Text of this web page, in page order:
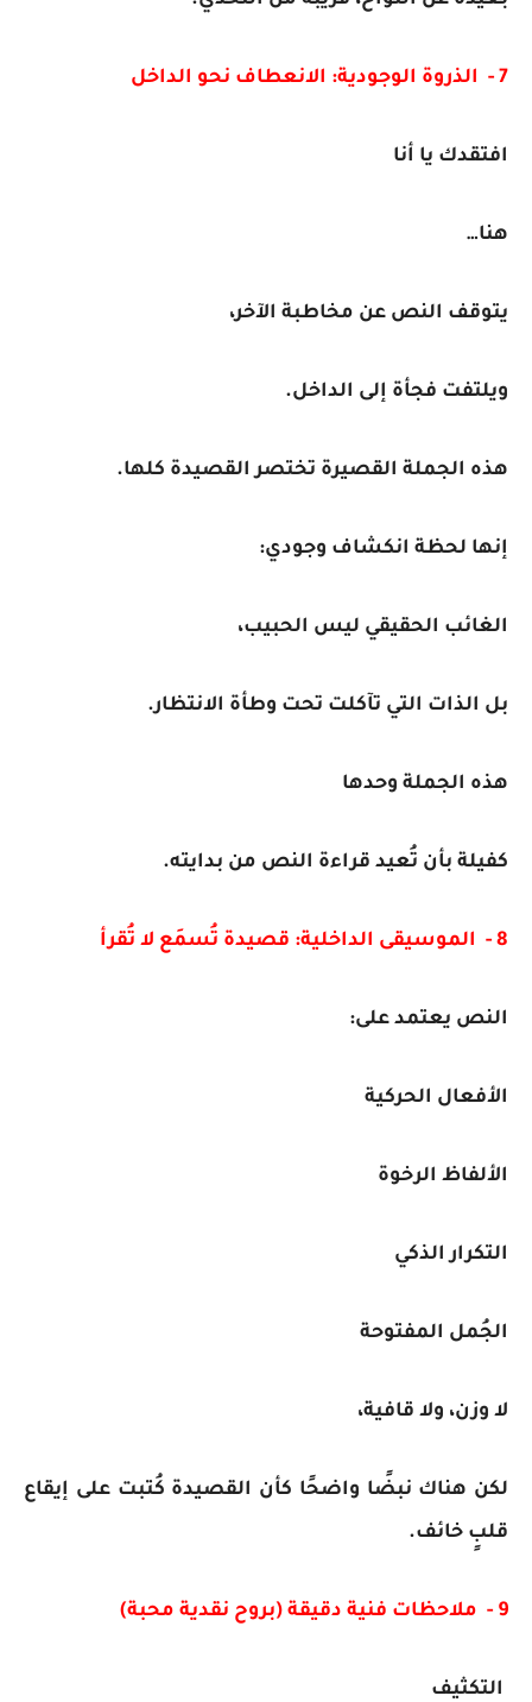
7 - الذروة الوجودية: الانعطاف نحو الداخل
افتقدك يا أنا
هنا…
يتوقف النص عن مخاطبة الآخر،
ويلتفت فجأة إلى الداخل.
هذه الجملة القصيرة تختصر القصيدة كلها.
إنها لحظة انكشاف وجودي:
الغائب الحقيقي ليس الحبيب،
بل الذات التي تآكلت تحت وطأة الانتظار.
هذه الجملة وحدها
كفيلة بأن تُعيد قراءة النص من بدايته.
8 - الموسيقى الداخلية: قصيدة تُسمَع لا تُقرأ
النص يعتمد على:
الأفعال الحركية
الألفاظ الرخوة
التكرار الذكي
الجُمل المفتوحة
لا وزن، ولا قافية،
لكن هناك نبضًا واضحًا كأن القصيدة كُتبت على إيقاع
قلبٍ خائف.
9 - ملاحظات فنية دقيقة (بروح نقدية محبة)
التكثيف